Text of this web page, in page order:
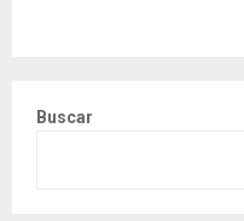
Buscar